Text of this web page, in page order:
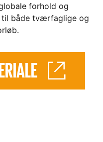
forhold og
til både tværfaglige og